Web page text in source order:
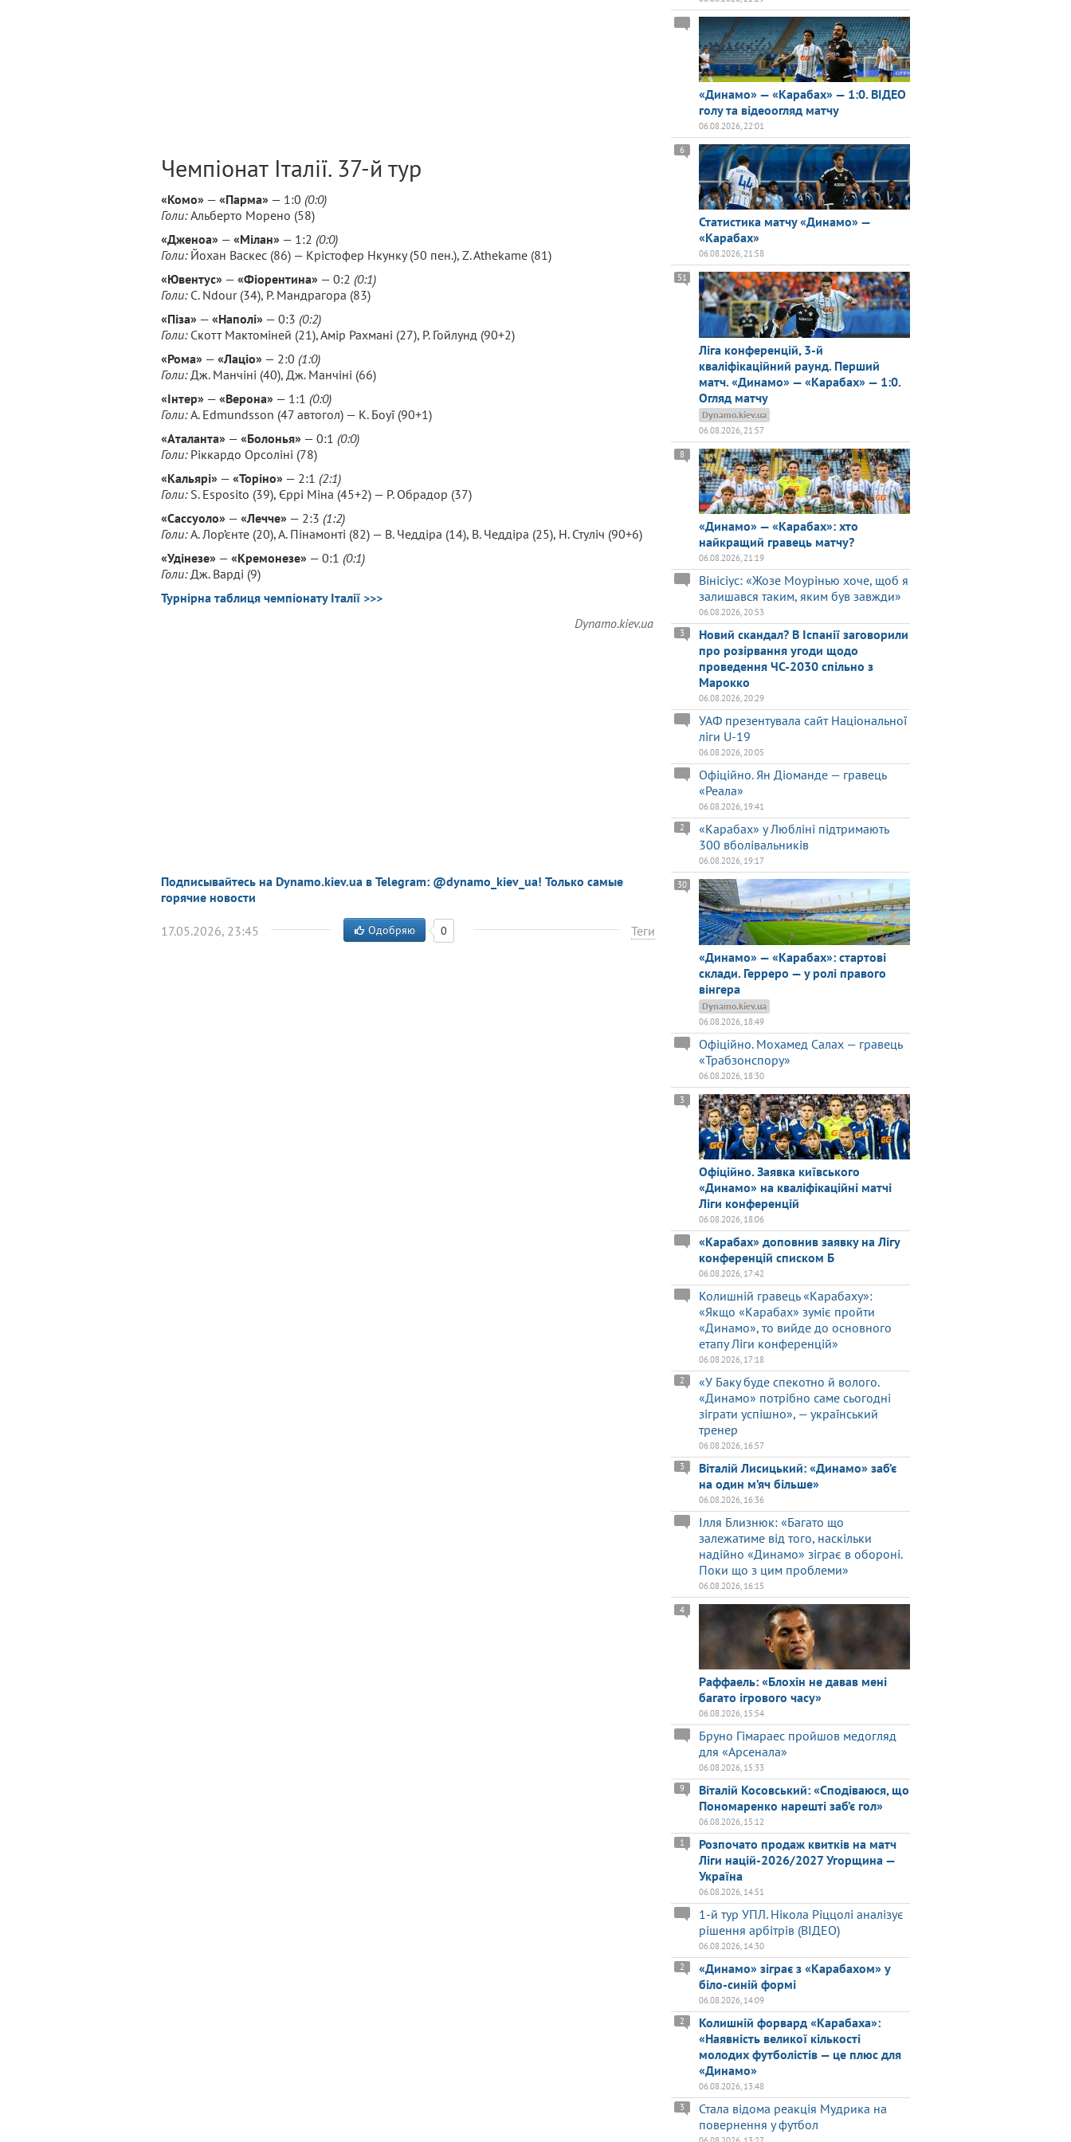
Чемпіонат Італії. 37-й тур
«Комо» — «Парма» — 1:0 (0:0)
Голи:Альберто Морено (58)
«Дженоа» — «Мілан» — 1:2 (0:0)
Голи: Йохан Васкес (86) — Крістофер Нкунку (50 пен.), Z. Athekame (81)
«Ювентус» — «Фіорентина» — 0:2 (0:1)
Голи: C. Ndour (34), Р. Мандрагора (83)
«Піза» — «Наполі» — 0:3 (0:2)
Голи: Скотт Мактоміней (21), Амір Рахмані (27), Р. Гойлунд (90+2)
«Рома» — «Лаціо» — 2:0 (1:0)
Голи:Дж. Манчіні (40), Дж. Манчіні (66)
«Інтер» — «Верона» — 1:1 (0:0)
Голи:A. Edmundsson (47 автогол) — К. Боуї (90+1)
«Аталанта» — «Болонья» — 0:1 (0:0)
Голи: Ріккардо Орсоліні (78)
«Кальярі» — «Торіно» — 2:1 (2:1)
Голи: S. Esposito (39), Єррі Міна (45+2) — Р. Обрадор (37)
«Сассуоло» — «Лечче» — 2:3 (1:2)
Голи:А. Лор’єнте (20), А. Пінамонті (82) — В. Чеддіра (14), В. Чеддіра (25), Н. Стуліч (90+6)
«Удінезе» — «Кремонезе» — 0:1 (0:1)
Голи:Дж. Варді (9)
Турнірна таблиця чемпіонату Італії >>>
Dynamo.kiev.ua
Подписывайтесь на Dynamo.kiev.ua в Telegram: @dynamo_kiev_ua! Только самые
горячие новости
17.05.2026, 23:45 Теги
Одобряю 0
«Динамо» — «Карабах» — 1:0. ВІДЕО
голу та відеоогляд матчу
06.08.2026, 22:01
Статистика матчу «Динамо» —
«Карабах»
6
06.08.2026, 21:58
Ліга конференцій, 3-й
кваліфікаційний раунд. Перший
матч. «Динамо» — «Карабах» — 1:0.
Огляд матчу
51
Dynamo.kiev.ua
06.08.2026, 21:57
«Динамо» — «Карабах»: хто
найкращий гравець матчу?
8
06.08.2026, 21:19
Вінісіус: «Жозе Моурінью хоче, щоб я
залишався таким, яким був завжди»
06.08.2026, 20:53
Новий скандал? В Іспанії заговорили
про розірвання угоди щодо
проведення ЧС-2030 спільно з
Марокко
3
06.08.2026, 20:29
УАФ презентувала сайт Національної
ліги U-19
06.08.2026, 20:05
Офіційно. Ян Діоманде — гравець
«Реала»
06.08.2026, 19:41
«Карабах» у Любліні підтримають
300 вболівальників
2
06.08.2026, 19:17
«Динамо» — «Карабах»: стартові
склади. Герреро — у ролі правого
вінгера
30
Dynamo.kiev.ua
06.08.2026, 18:49
Офіційно. Мохамед Салах — гравець
«Трабзонспору»
06.08.2026, 18:30
Офіційно. Заявка київського
«Динамо» на кваліфікаційні матчі
Ліги конференцій
3
06.08.2026, 18:06
«Карабах» доповнив заявку на Лігу
конференцій списком Б
06.08.2026, 17:42
Колишній гравець «Карабаху»:
«Якщо «Карабах» зуміє пройти
«Динамо», то вийде до основного
етапу Ліги конференцій»
06.08.2026, 17:18
«У Баку буде спекотно й волого.
«Динамо» потрібно саме сьогодні
зіграти успішно», — український
тренер
2
06.08.2026, 16:57
Віталій Лисицький: «Динамо» заб’є
на один м’яч більше»
3
06.08.2026, 16:36
Ілля Близнюк: «Багато що
залежатиме від того, наскільки
надійно «Динамо» зіграє в обороні.
Поки що з цим проблеми»
06.08.2026, 16:15
Раффаель: «Блохін не давав мені
багато ігрового часу»
4
06.08.2026, 15:54
Бруно Гімараес пройшов медогляд
для «Арсенала»
06.08.2026, 15:33
Віталій Косовський: «Сподіваюся, що
Пономаренко нарешті заб’є гол»
9
06.08.2026, 15:12
Розпочато продаж квитків на матч
Ліги націй-2026/2027 Угорщина —
Україна
1
06.08.2026, 14:51
1-й тур УПЛ. Нікола Ріццолі аналізує
рішення арбітрів (ВІДЕО)
06.08.2026, 14:30
«Динамо» зіграє з «Карабахом» у
біло-синій формі
2
06.08.2026, 14:09
Колишній форвард «Карабаха»:
«Наявність великої кількості
молодих футболістів — це плюс для
«Динамо»
2
06.08.2026, 13:48
Стала відома реакція Мудрика на
повернення у футбол
3